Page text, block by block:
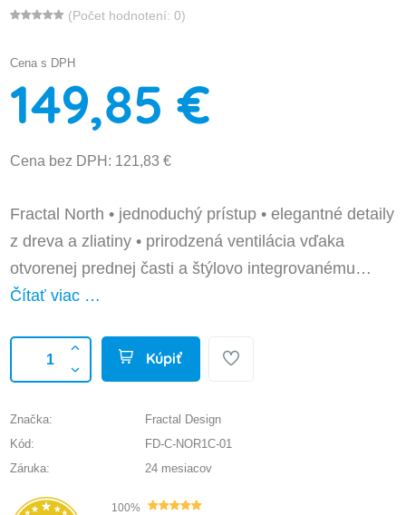
(Počet hodnotení: 0)
Cena s DPH
149,85 €
Cena bez DPH: 121,83 €
Fractal North • jednoduchý prístup • elegantné detaily
z dreva a zliatiny • prirodzená ventilácia vďaka
otvorenej prednej časti a štýlovo integrovanému…
Čítať viac …
Kúpiť
Značka:
Fractal Design
Kód:
FD-C-NOR1C-01
Záruka:
24 mesiacov
100%